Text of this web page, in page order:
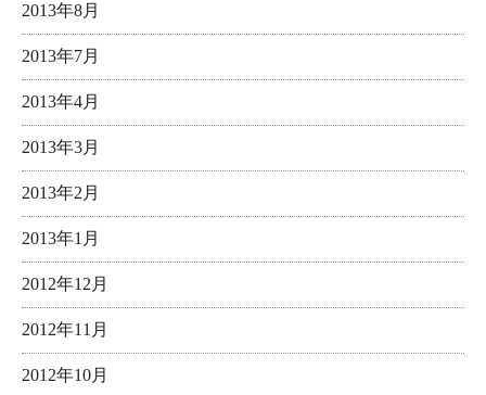
2013年8月
2013年7月
2013年4月
2013年3月
2013年2月
2013年1月
2012年12月
2012年11月
2012年10月